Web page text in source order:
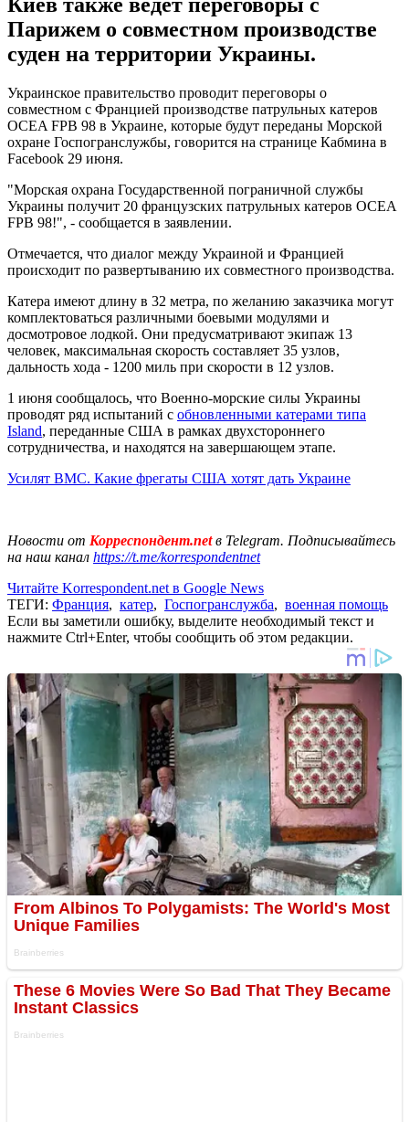
Парижем о совместном производстве
суден на территории Украины.
Украинское правительство проводит переговоры о
совместном с Францией производстве патрульных катеров
OCEA FPB 98 в Украине, которые будут переданы Морской
охране Госпогранслужбы, говорится на странице Кабмина в
Facebook 29 июня.
"Морская охрана Государственной пограничной службы
Украины получит 20 французских патрульных катеров OCEA
FPB 98!", - сообщается в заявлении.
Отмечается, что диалог между Украиной и Францией
происходит по развертыванию их совместного производства.
Катера имеют длину в 32 метра, по желанию заказчика могут
комплектоваться различными боевыми модулями и
досмотровое лодкой. Они предусматривают экипаж 13
человек, максимальная скорость составляет 35 узлов,
дальность хода - 1200 миль при скорости в 12 узлов.
1 июня сообщалось, что Военно-морские силы Украины
проводят ряд испытаний с обновленными катерами типа
Island, переданные США в рамках двухстороннего
сотрудничества, и находятся на завершающем этапе.
Усилят ВМС. Какие фрегаты США хотят дать Украине
Новости от Корреспондент.netв Telegram. Подписывайтесь
на наш канал https://t.me/korrespondentnet
Читайте Korrespondent.net в Google News
ТЕГИ: Франция, катер, Госпогранслужба, военная помощь
Если вы заметили ошибку, выделите необходимый текст и
нажмите Ctrl+Enter, чтобы сообщить об этом редакции.